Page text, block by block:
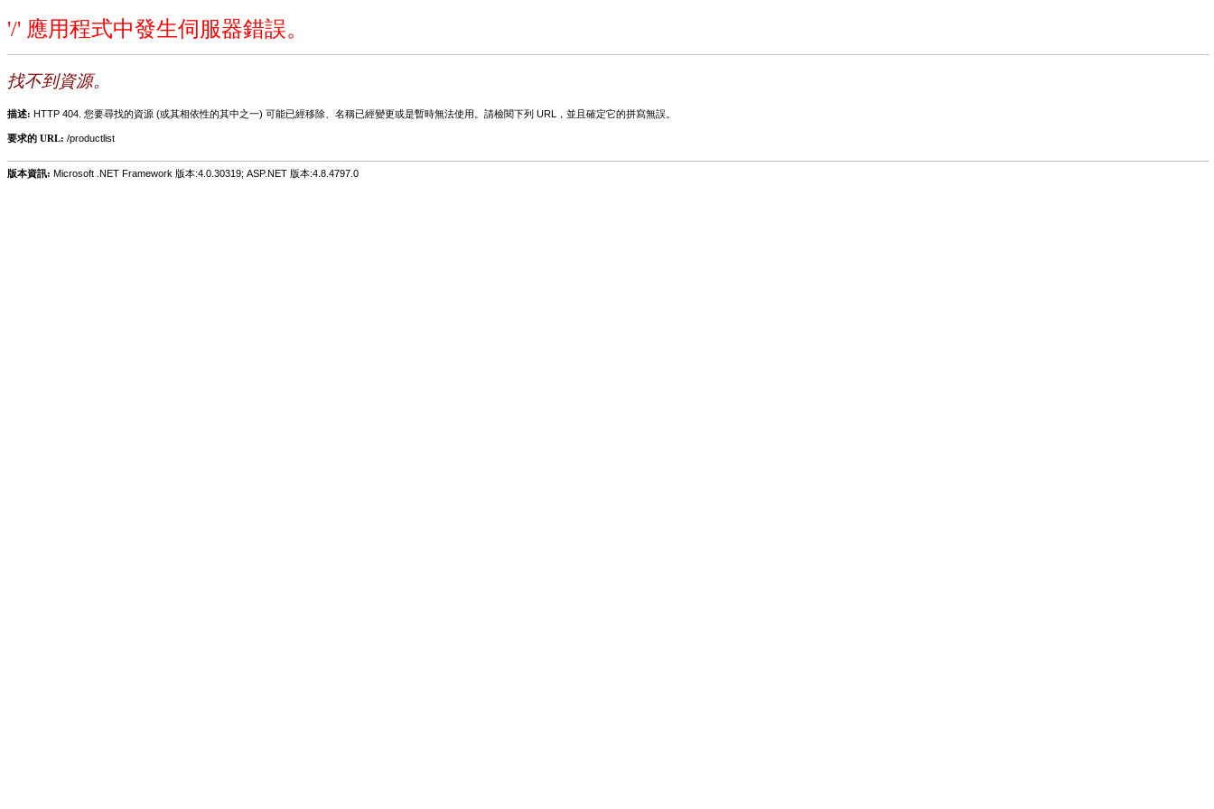
'/' 應用程式中發生伺服器錯誤。
找不到資源。
描述: HTTP 404. 您要尋找的資源 (或其相依性的其中之一) 可能已經移除、名稱已經變更或是暫時無法使用。請檢閱下列 URL，並且確定它的拼寫無誤。
要求的 URL: /productlist
版本資訊: Microsoft .NET Framework 版本:4.0.30319; ASP.NET 版本:4.8.4797.0